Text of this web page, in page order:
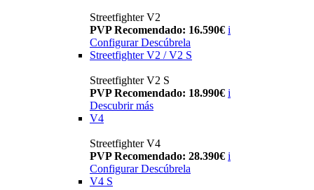
Streetfighter V2
PVP Recomendado: 16.590€ i
Configurar Descúbrela
Streetfighter V2 / V2 S
Streetfighter V2 S
PVP Recomendado: 18.990€ i
Descubrir más
V4
Streetfighter V4
PVP Recomendado: 28.390€ i
Configurar Descúbrela
V4 S